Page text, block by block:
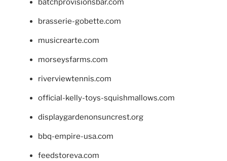
batchprovisionsbar.com
brasserie-gobette.com
musicrearte.com
morseysfarms.com
riverviewtennis.com
official-kelly-toys-squishmallows.com
displaygardenonsuncrest.org
bbq-empire-usa.com
feedstoreva.com